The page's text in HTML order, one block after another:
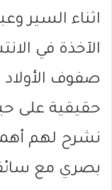
اثناء السير
الآخذة في
صفوف
حقيقية على
نشرح لهم
بصري مع